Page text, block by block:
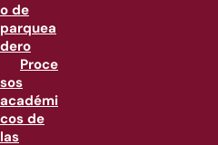
o de
parquea
dero
Proce
sos
académi
cos de
las